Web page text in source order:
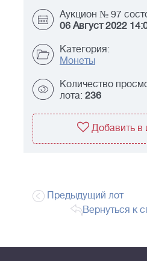
Аукцион № 97
06 Август 2022
Категория:
Монеты
Количество
лота: 236
Добавить в
Предыдущий лот
Вернуться к